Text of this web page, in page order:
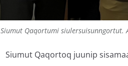
Siumut Qaqortumi siulersuisunngortut.
Siumut Qaqortoq juunip